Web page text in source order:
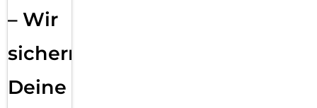
– Wir
sichern
Deine